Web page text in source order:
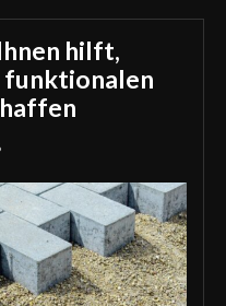
hilft,
funktionalen